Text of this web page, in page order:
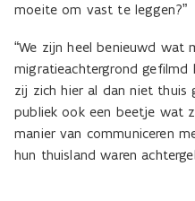
moeite om vast te leggen?”
“We zijn heel benieuwd wat
migratieachtergrond
zij zich hier al dan niet thuis
publiek ook een beetje wat
manier van communiceren
hun thuisland waren